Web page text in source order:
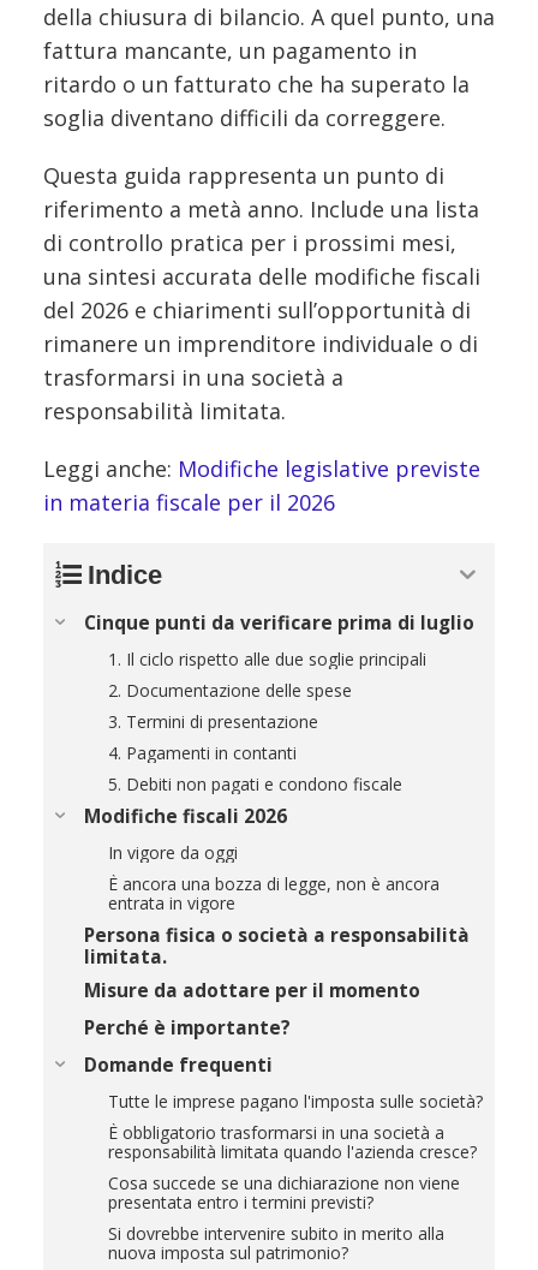
della chiusura di bilancio. A quel punto, una
fattura mancante, un pagamento in
ritardo o un fatturato che ha superato la
soglia diventano difficili da correggere.
Questa guida rappresenta un punto di
riferimento a metà anno. Include una lista
di controllo pratica per i prossimi mesi,
una sintesi accurata delle modifiche fiscali
del 2026 e chiarimenti sull’opportunità di
rimanere un imprenditore individuale o di
trasformarsi in una società a
responsabilità limitata.
Leggi anche: Modifiche legislative previste
in materia fiscale per il 2026
Indice
Cinque punti da verificare prima di luglio
1. Il ciclo rispetto alle due soglie principali
2. Documentazione delle spese
3. Termini di presentazione
4. Pagamenti in contanti
5. Debiti non pagati e condono fiscale
Modifiche fiscali 2026
In vigore da oggi
È ancora una bozza di legge, non è ancora
entrata in vigore
Persona fisica o società a responsabilità
limitata.
Misure da adottare per il momento
Perché è importante?
Domande frequenti
Tutte le imprese pagano l'imposta sulle società?
È obbligatorio trasformarsi in una società a
responsabilità limitata quando l'azienda cresce?
Cosa succede se una dichiarazione non viene
presentata entro i termini previsti?
Si dovrebbe intervenire subito in merito alla
nuova imposta sul patrimonio?